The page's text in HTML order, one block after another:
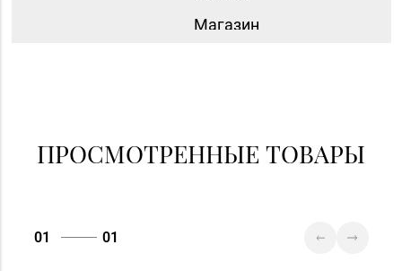
Магазин
ПРОСМОТРЕННЫЕ ТОВАРЫ
01 01